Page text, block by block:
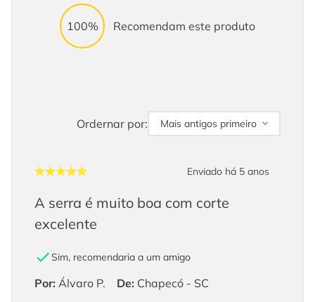
100% Recomendam este produto
Ordernar por: Mais antigos primeiro
Enviado há 5 anos
A serra é muito boa com corte
excelente
Sim, recomendaria a um amigo
Por: Álvaro P. De: Chapecó - SC